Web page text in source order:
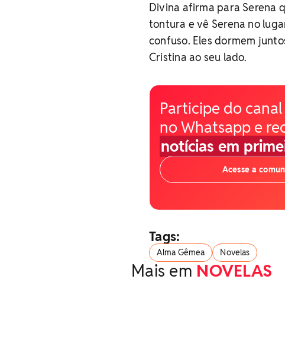
Divina afirma para Serena
tontura e vê Serena no
confuso. Eles dormem
Cristina ao seu lado.
Participe do canal
no Whatsapp e
notícias em
Acesse a
Tags:
Alma Gêmea Novelas
Mais em NOVELAS